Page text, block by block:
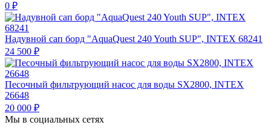
0 ₽
Надувной сап борд "AquaQuest 240 Youth SUP", INTEX 68241
24 500 ₽
Песочный фильтрующий насос для воды SX2800, INTEX
26648
20 000 ₽
Мы в социальных сетях